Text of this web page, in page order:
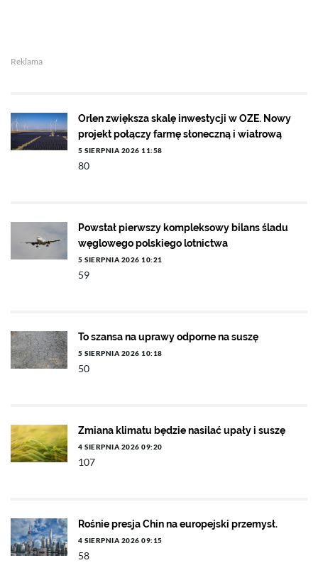
Reklama
Orlen zwiększa skalę inwestycji w OZE. Nowy
projekt połączy farmę słoneczną i wiatrową
5 SIERPNIA 2026 11:58
80
Powstał pierwszy kompleksowy bilans śladu
węglowego polskiego lotnictwa
5 SIERPNIA 2026 10:21
59
To szansa na uprawy odporne na suszę
5 SIERPNIA 2026 10:18
50
Zmiana klimatu będzie nasilać upały i suszę
4 SIERPNIA 2026 09:20
107
Rośnie presja Chin na europejski przemysł.
4 SIERPNIA 2026 09:15
58